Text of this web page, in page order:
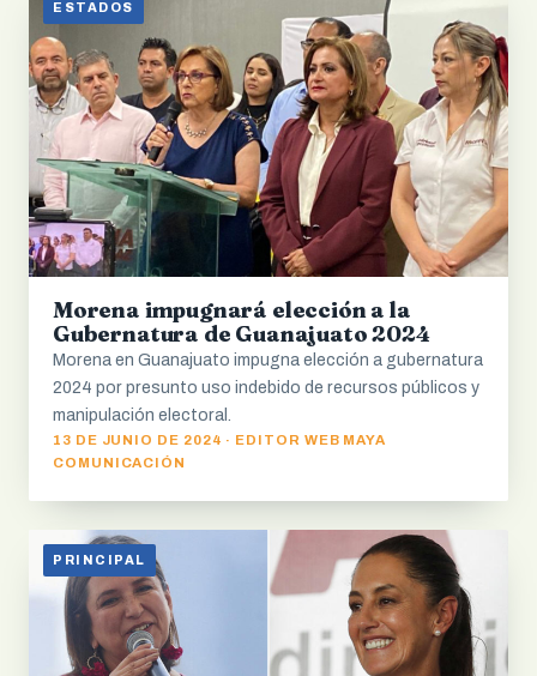
ESTADOS
Morena impugnará elección a la
Gubernatura de Guanajuato 2024
Morena en Guanajuato impugna elección a gubernatura
2024 por presunto uso indebido de recursos públicos y
manipulación electoral.
13 DE JUNIO DE 2024 · EDITOR WEB MAYA
COMUNICACIÓN
PRINCIPAL